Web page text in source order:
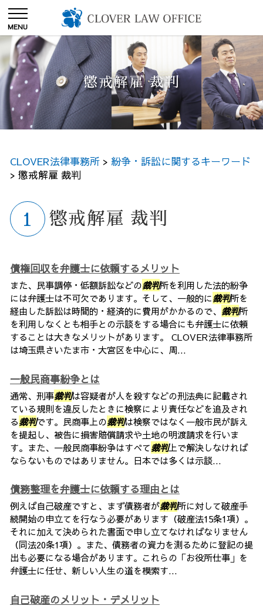
懲戒解雇 裁判
CLOVER法律事務所 > 紛争・訴訟に関するキーワード
> 懲戒解雇 裁判
懲戒解雇 裁判
債権回収を弁護士に依頼するメリット
また、民事調停・低額訴訟などの裁判所を利用した法的紛争
には弁護士は不可欠であります。そして、一般的に裁判所を
経由した訴訟は時間的・経済的に費用がかかるので、 裁判所
を利用しなくとも相手との示談をする場合にも弁護士に依頼
することは大きなメリットがあります。 CLOVER法律事務所
は埼玉県さいたま市・大宮区を中心に、周...
一般民商事紛争とは
通常、刑事裁判は容疑者が人を殺すなどの刑法典に記載され
ている規則を違反したときに検察により責任などを追及され
る裁判です。民商事上の裁判は検察ではなく一般市民が訴え
を提起し、被告に損害賠償請求や土地の明渡請求を行いま
す。また、一般民商事紛争はすべて裁判上で解決しなければ
ならないものではありません。日本では多くは示談...
債務整理を弁護士に依頼する理由とは
例えば自己破産ですと、まず債務者が裁判所に対して破産手
続開始の申立てを行なう必要があります（破産法15条1項）。
それに加えて決められた書面で申し立てなければなりません
（同法20条1項）。また、債務者の資力を測るために登記の提
出も必要になる場合があります。これらの「お役所仕事」を
弁護士に任せ、新しい人生の道を模索す...
自己破産のメリット・デメリット